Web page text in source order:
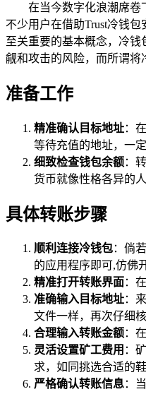
在当今数字化浪潮席卷
不少用户在借助Trust冷钱
至关重要的基本概念，冷
觎和攻击的风险，而所谓将
准备工作
精准确认目标地址：
等待充值的地址，一
细致检查钱包余额：
货币就像性格各异的
具体转账步骤
顺利连接冷钱包：倘
的应用程序即可,仿佛
精准打开转账界面：
准确输入目标地址：
文件一样，再次仔细
合理输入转账金额：
灵活设置矿工费用 ：
求，如同挑选合适的
严格确认转账信息：